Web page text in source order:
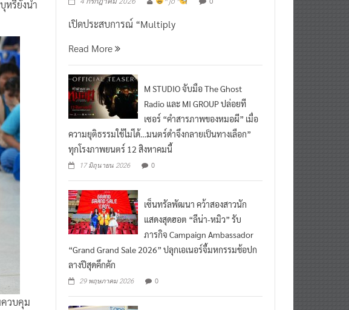
หรี่ยังนำ
ควบคุม
เปิดประสบการณ์ “Multiply
Read More
M STUDIO จับมือ The Ghost
Radio และ MI GROUP ปล่อยที
เซอร์ “คำสารภาพของหมอผี” เมื่อ
ความยุติธรรมใช้ไม่ได้…มนตร์ดำจึงกลายเป็นทางเลือก”
ทุกโรงภาพยนตร์ 12 สิงหาคมนี้
17 มิถุนายน 2026 0
เซ็นทรัลพัฒนา คว้าสองสาวนัก
แสดงสุดฮอต “ลีน่า-หมิว” รับ
ภารกิจ Campaign Ambassador
“Grand Grand Sale 2026” ปลุกเอเนอร์จี้มหกรรมช้อปก
ลางปีสุดคึกคัก
29 พฤษภาคม 2026 0